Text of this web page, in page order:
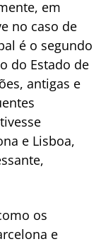
em
no caso de
é o segundo
do Estado de
antigas e
e Lisboa,
os
e